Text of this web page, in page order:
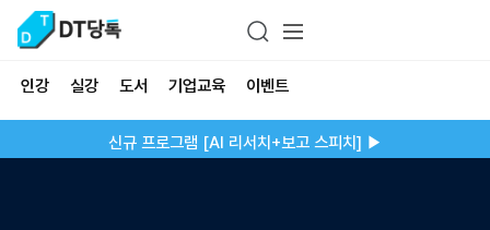
인강 실강 도서 기업교육 이벤트
신규 프로그램 [AI 리서치+보고 스피치] ▶